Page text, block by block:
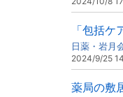
「包括
日薬・岩月
2024/9/25
薬局の敷